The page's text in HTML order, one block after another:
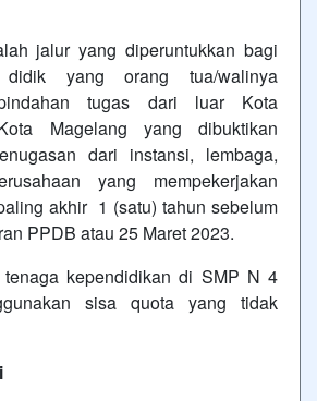
jalur yang diperuntukkan bagi
yang orang tua/walinya
tugas dari luar Kota
Magelang yang dibuktikan
dari instansi, lembaga,
yang mempekerjakan
akhir 1 (satu) tahun sebelum
PPDB atau 25 Maret 2023.
kependidikan di SMP N 4
sisa quota yang tidak